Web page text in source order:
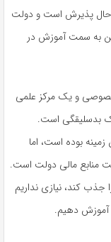
حال پذیرش است و دولت
به سمت آموزش در
خصوصی و یک مرکز علمی
بدسلیقگی است.
بوده است، اما
منابع مالی دولت است.
جذب کند، نیازی نداریم
آموزش دهیم.